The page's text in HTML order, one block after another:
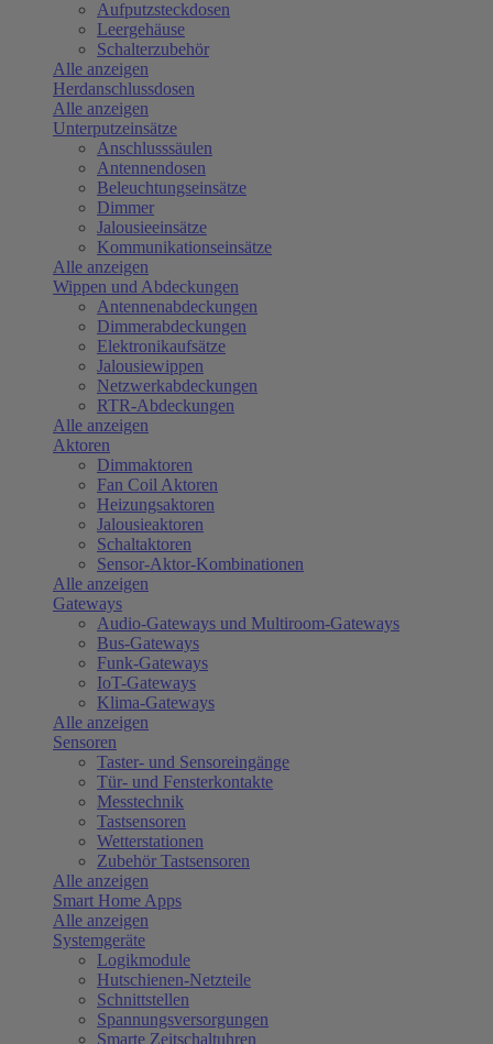
Aufputzsteckdosen
Leergehäuse
Schalterzubehör
Alle anzeigen
Herdanschlussdosen
Alle anzeigen
Unterputzeinsätze
Anschlusssäulen
Antennendosen
Beleuchtungseinsätze
Dimmer
Jalousieeinsätze
Kommunikationseinsätze
Alle anzeigen
Wippen und Abdeckungen
Antennenabdeckungen
Dimmerabdeckungen
Elektronikaufsätze
Jalousiewippen
Netzwerkabdeckungen
RTR-Abdeckungen
Alle anzeigen
Aktoren
Dimmaktoren
Fan Coil Aktoren
Heizungsaktoren
Jalousieaktoren
Schaltaktoren
Sensor-Aktor-Kombinationen
Alle anzeigen
Gateways
Audio-Gateways und Multiroom-Gateways
Bus-Gateways
Funk-Gateways
IoT-Gateways
Klima-Gateways
Alle anzeigen
Sensoren
Taster- und Sensoreingänge
Tür- und Fensterkontakte
Messtechnik
Tastsensoren
Wetterstationen
Zubehör Tastsensoren
Alle anzeigen
Smart Home Apps
Alle anzeigen
Systemgeräte
Logikmodule
Hutschienen-Netzteile
Schnittstellen
Spannungsversorgungen
Smarte Zeitschaltuhren